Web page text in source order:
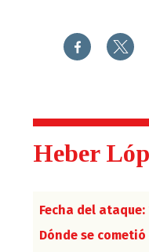
Heber
Fecha del ataque:
Dónde se